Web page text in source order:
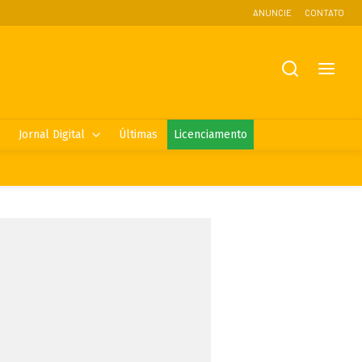
ANUNCIE CONTATO
Jornal Digital Últimas Licenciamento